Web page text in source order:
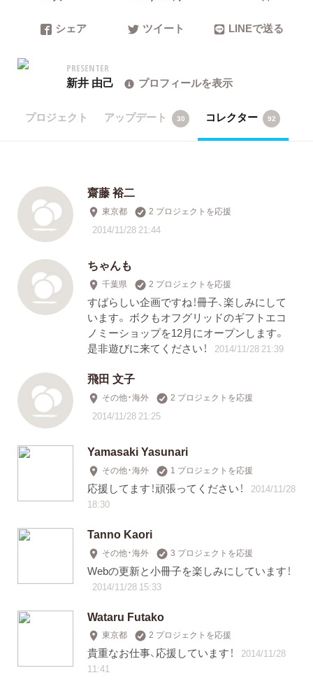
シェア ツイート LINEで送る
PRESENTER
新井 由己 プロフィールを表示
プロジェクト アップデート 30 コレクター 92
齋藤 裕二
東京都 2 プロジェクトを応援
2014/11/28 21:44
ちゃんも
千葉県 2 プロジェクトを応援
すばらしい企画ですね！冊子、楽しみにして
います。 ボクもオフグリッドのギフトエコ
ノミーショップを12月にオープンします。
是非遊びに来てください！
2014/11/28 21:39
飛田 文子
その他・海外 2 プロジェクトを応援
2014/11/28 21:25
Yamasaki Yasunari
その他・海外 1 プロジェクトを応援
応援してます！頑張ってください！
2014/11/28
18:30
Tanno Kaori
その他・海外 3 プロジェクトを応援
Webの更新と小冊子を楽しみにしています！
2014/11/28 15:33
Wataru Futako
東京都 2 プロジェクトを応援
貴重なお仕事、応援しています！
2014/11/28
11:41